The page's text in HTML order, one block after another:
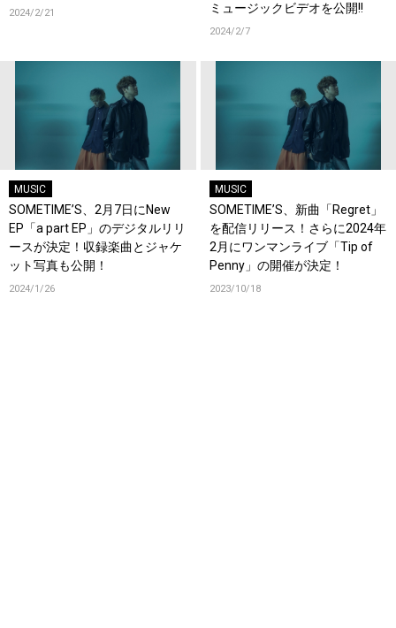
2024/2/21
ミュージックビデオを公開!!
2024/2/7
MUSIC
SOMETIME’S、2月7日にNew
EP「a part EP」のデジタルリリ
ースが決定！収録楽曲とジャケ
ット写真も公開！
2024/1/26
MUSIC
SOMETIME’S、新曲「Regret」
を配信リリース！さらに2024年
2月にワンマンライブ「Tip of
Penny」の開催が決定！
2023/10/18